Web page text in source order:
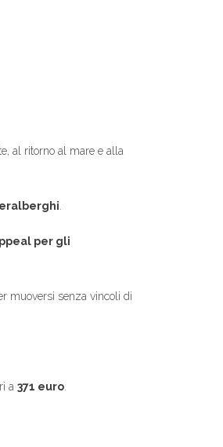
al ritorno al mare e alla
per gli
muoversi senza vincoli di
a 371 euro